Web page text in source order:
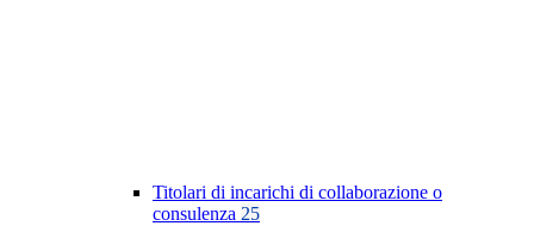
Titolari di incarichi di collaborazione o
consulenza 25